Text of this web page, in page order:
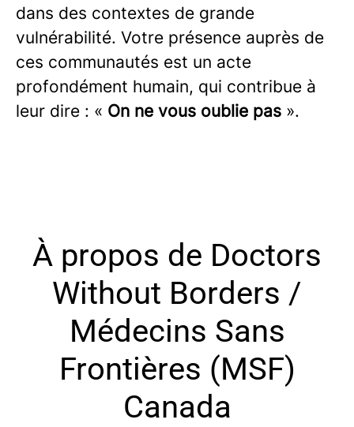
dans des contextes de grande
vulnérabilité. Votre présence auprès de
ces communautés est un acte
profondément humain, qui contribue à
leur dire : « On ne vous oublie pas ».
À propos de Doctors
Without Borders /
Médecins Sans
Frontières (MSF)
Canada